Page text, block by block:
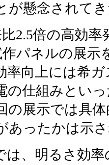
が懸念されて
2.5倍の高効率
パネルの展示
率向上には希
の仕組みとい
の展示では具
あったかは示
、明るさ効率